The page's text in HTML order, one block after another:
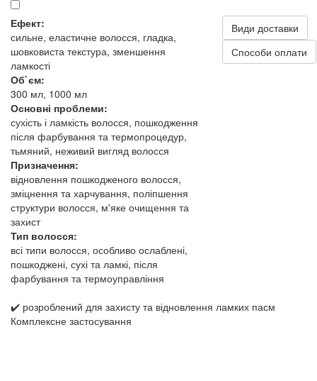
Ефект:
сильне, еластичне волосся, гладка,
шовковиста текстура, зменшення
ламкості
Об`єм:
300 мл, 1000 мл
Основні проблеми:
сухість і ламкість волосся, пошкодження
після фарбування та термопроцедур,
тьмяний, неживий вигляд волосся
Призначення:
відновлення пошкодженого волосся,
зміцнення та харчування, поліпшення
структури волосся, м'яке очищення та
захист
Тип волосся:
всі типи волосся, особливо ослаблені,
пошкоджені, сухі та ламкі, після
фарбування та термоуправління
Види доставки
Способи оплати
✔️ розроблений для захисту та відновлення ламких пасм
Комплексне застосування